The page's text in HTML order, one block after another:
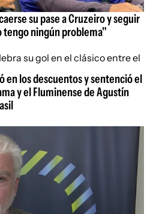
su pase a Cruzeiro y seguir
tengo ningún problema"
en los descuentos y sentenció el
y el Fluminense de Agustín